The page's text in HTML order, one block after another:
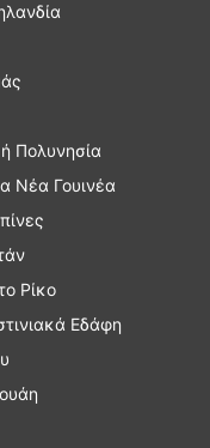
Πολυνησία
Νέα Γουινέα
Ρίκο
Εδάφη